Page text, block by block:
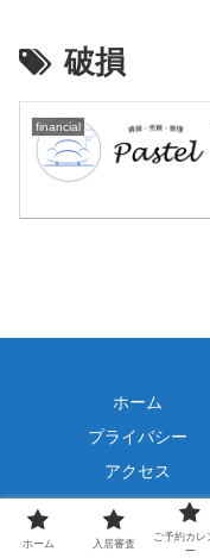
破損
financial
ホーム
プライバシー
アクセス
Copyright © 2019-2025
ホーム 入居審査
ご予約カレ
ー